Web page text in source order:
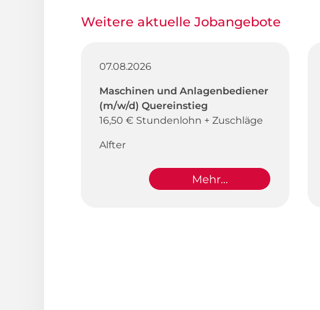
Weitere aktuelle Jobangebote
07.08.2026
Maschinen und Anlagenbediener
(m/w/d) Quereinstieg
16,50 € Stundenlohn + Zuschläge
Alfter
Mehr...